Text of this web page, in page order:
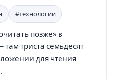
#технологии
позже» в
там триста семьдесят
для чтения